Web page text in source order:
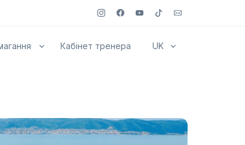
Кабінет тренера UK